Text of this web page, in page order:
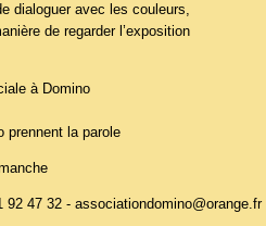
dialoguer avec les couleurs,
de regarder l’exposition
à Domino
prennent la parole
47 32 - associationdomino@orange.fr